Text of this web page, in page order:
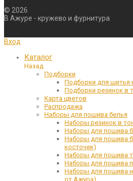
© 2026
В Ажуре - кружево и фурнитура
Вход
Каталог
Назад
Подборки
Подборки для шитья
Подборки резинок в
Карта цветов
Распродажа
Наборы для пошива белья
Наборы резинок в
Наборы для пошива
Наборы для пошива
косточек)
Наборы для пошива
Наборы для пошива
Наборы для пошива
от Ажура)